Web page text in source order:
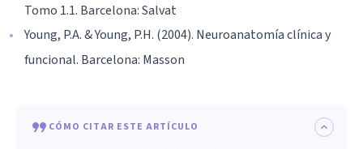
Tomo 1.1. Barcelona: Salvat
Young, P.A. & Young, P.H. (2004). Neuroanatomía clínica y
funcional. Barcelona: Masson
CÓMO CITAR ESTE ARTÍCULO